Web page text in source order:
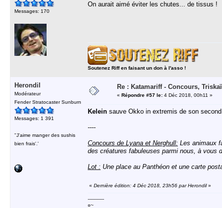
Messages: 170
On aurait aimé éviter les chutes... de tissus !
Soutenez Riff en faisant un don à l'asso !
Herondil
Modérateur
Fender Stratocaster Sunburn
Messages: 1 391
''J'aime manger des sushis
bien frais'.'
Re : Katamariff - Concours,
« Répondre #57 le: 4 Déc 2018, 00h11 »
Kelein sauve Okko in extremis de son
----
Concours de Lyana et Nerghull: Les animaux
des créatures fabuleuses parmi nous, à vous
Lot : Une place au Panthéon et une carte
« Dernière édition: 4 Déc 2018, 23h56 par Herondil»
-----------
¤~